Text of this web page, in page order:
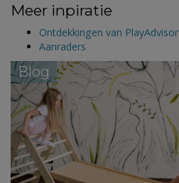
Meer inpiratie
Ontdekkingen van PlayAdvisor
Aanraders
Blog